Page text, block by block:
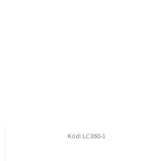
Kód: LC360-1